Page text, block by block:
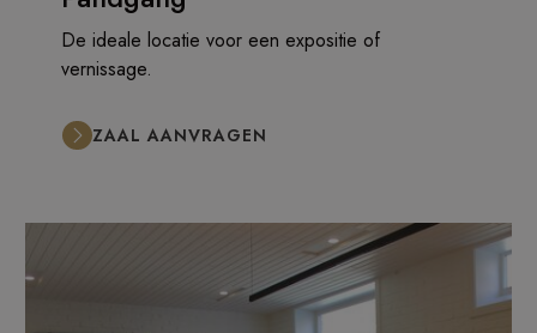
De ideale locatie voor een expositie of
vernissage.
ZAAL AANVRAGEN